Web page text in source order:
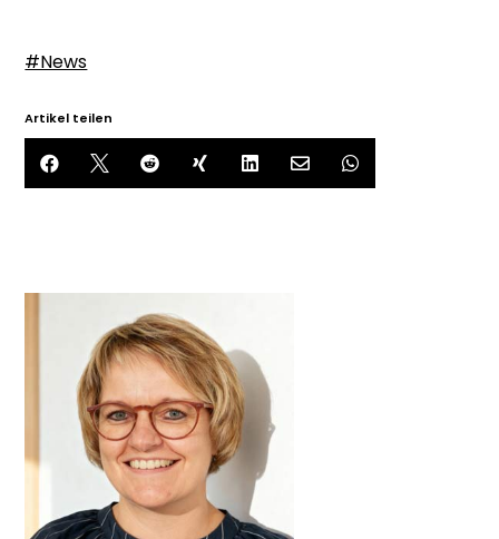
#News
Artikel teilen
      